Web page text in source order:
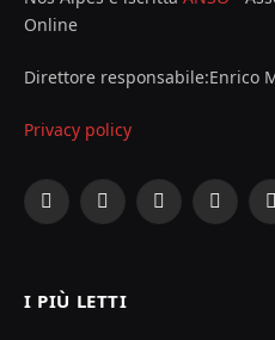
Online
Direttore responsabile:Enrico
Privacy policy
Facebook
X
InstagramYouTube
I PIÙ LETTI